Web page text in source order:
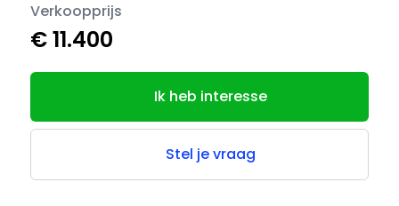
Verkoopprijs
€ 11.400
Ik heb interesse
Stel je vraag